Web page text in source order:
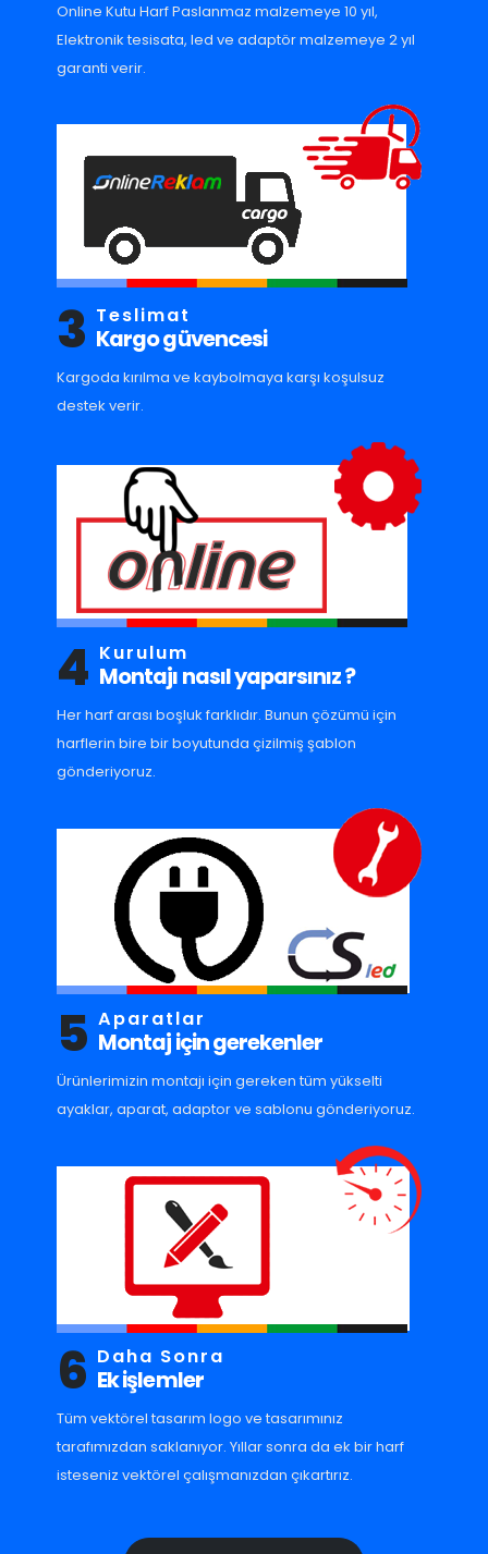
Online Kutu Harf Paslanmaz malzemeye 10 yıl,
Elektronik tesisata, led ve adaptör malzemeye 2 yıl
garanti verir.
3 Teslimat
Kargo güvencesi
Kargoda kırılma ve kaybolmaya karşı koşulsuz
destek verir.
4 Kurulum
Montajı nasıl yaparsınız ?
Her harf arası boşluk farklıdır. Bunun çözümü için
harflerin bire bir boyutunda çizilmiş şablon
gönderiyoruz.
5 Aparatlar
Montaj için gerekenler
Ürünlerimizin montajı için gereken tüm yükselti
ayaklar, aparat, adaptor ve sablonu gönderiyoruz.
6 Daha Sonra
Ek işlemler
Tüm vektörel tasarım logo ve tasarımınız
tarafımızdan saklanıyor. Yıllar sonra da ek bir harf
isteseniz vektörel çalışmanızdan çıkartırız.